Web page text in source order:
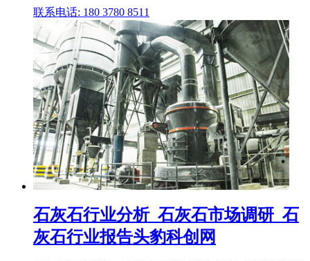
联系电话: 180 3780 8511
石灰石行业分析_石灰石市场调研_石
灰石行业报告头豹科创网